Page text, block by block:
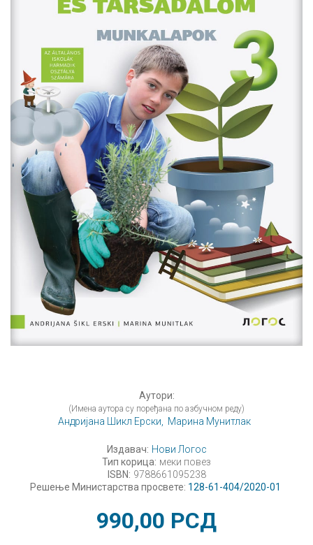
Аутори:
(Имена аутора су поређана по азбучном реду)
Андријана Шикл Ерски, Марина Мунитлак
Издавач: Нови Логос
Тип корица: меки повез
ISBN: 9788661095238
Решење Министарства просвете: 128-61-404/2020-01
990,00 РСД